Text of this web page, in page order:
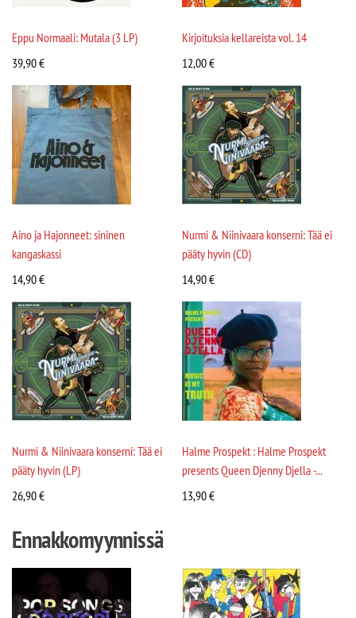
Eppu Normaali: Mutala (3 LP)
39,90€
Kirjoituksia kellareista vol. 14
12,00€
Aino ja Hajonneet: sininen
kangaskassi
14,90€
Nurmi & Niinivaara konserni: Tää ei
pääty hyvin (CD)
14,90€
Nurmi & Niinivaara konserni: Tää ei
pääty hyvin (LP)
26,90€
Halme Prospekt : Halme Prospekt
presents Queen Djenny Djella -...
13,90€
Ennakkomyynnissä